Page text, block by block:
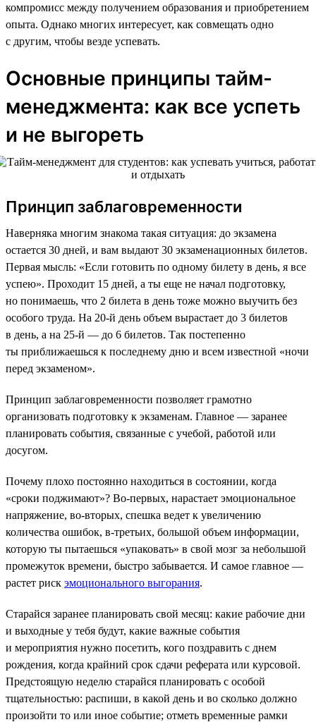
компромисс между получением образования и приобретением
опыта. Однако многих интересует, как совмещать одно
с другим, чтобы везде успевать.
Основные принципы тайм-
менеджмента: как все успеть
и не выгореть
Принцип заблаговременности
Наверняка многим знакома такая ситуация: до экзамена
остается 30 дней, и вам выдают 30 экзаменационных билетов.
Первая мысль: «Если готовить по одному билету в день, я все
успею». Проходит 15 дней, а ты еще не начал подготовку,
но понимаешь, что 2 билета в день тоже можно выучить без
особого труда. На 20-й день объем вырастает до 3 билетов
в день, а на 25-й — до 6 билетов. Так постепенно
ты приближаешься к последнему дню и всем известной «ночи
перед экзаменом».
Принцип заблаговременности позволяет грамотно
организовать подготовку к экзаменам. Главное — заранее
планировать события, связанные с учебой, работой или
досугом.
Почему плохо постоянно находиться в состоянии, когда
«сроки поджимают»? Во-первых, нарастает эмоциональное
напряжение, во-вторых, спешка ведет к увеличению
количества ошибок, в-третьих, большой объем информации,
которую ты пытаешься «упаковать» в свой мозг за небольшой
промежуток времени, быстро забывается. И самое главное —
растет риск эмоционального выгорания.
Старайся заранее планировать свой месяц: какие рабочие дни
и выходные у тебя будут, какие важные события
и мероприятия нужно посетить, кого поздравить с днем
рождения, когда крайний срок сдачи реферата или курсовой.
Предстоящую неделю старайся планировать с особой
тщательностью: распиши, в какой день и во сколько должно
произойти то или иное событие; отметь временные рамки